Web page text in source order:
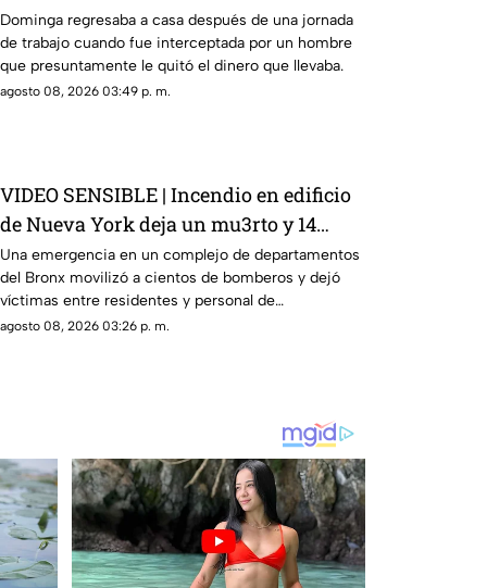
por 90 pesos
Dominga regresaba a casa después de una jornada
de trabajo cuando fue interceptada por un hombre
que presuntamente le quitó el dinero que llevaba.
agosto 08, 2026 03:49 p. m.
VIDEO SENSIBLE | Incendio en edificio
de Nueva York deja un mu3rto y 14
heridos
Una emergencia en un complejo de departamentos
del Bronx movilizó a cientos de bomberos y dejó
víctimas entre residentes y personal de
emergencia.
agosto 08, 2026 03:26 p. m.